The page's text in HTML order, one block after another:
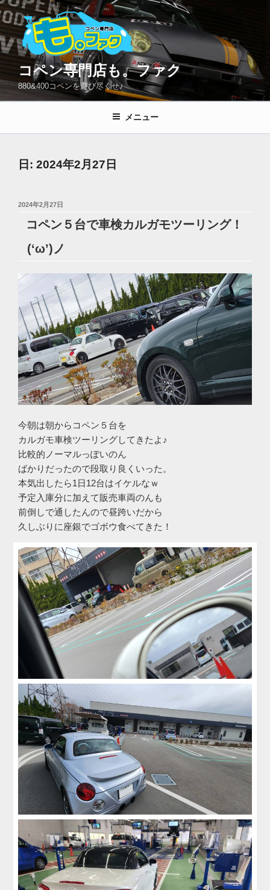
コ
ン
テ
ン
へ
ス
プ
コペン専門店も。ファク
880&400コペンを遊び尽くせ♪
メニュー
日: 2024年2月27日
投
2024年2月27日
コペン５台で車検カルガモツーリング！
(‘ω’)ノ
今朝は朝からコペン５台を
カルガモ車検ツーリングしてきたよ♪
比較的ノーマルっぽいのん
ばかりだったので段取り良くいった。
本気出したら1日12台はイケルなｗ
予定入庫分に加えて販売車両のんも
前倒しで通したんので昼跨いだから
久しぶりに座銀でゴボウ食べてきた！